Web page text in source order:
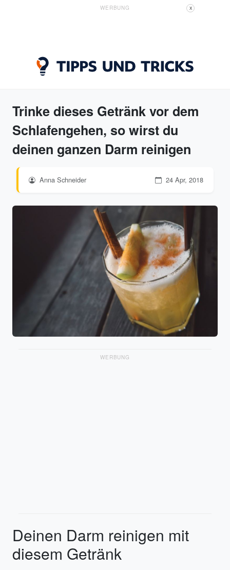
WERBUNG X
Trinke dieses Getränk vor dem
Schlafengehen, so wirst du
deinen ganzen Darm reinigen
Anna Schneider 24 Apr, 2018
WERBUNG
Deinen Darm reinigen mit
diesem Getränk